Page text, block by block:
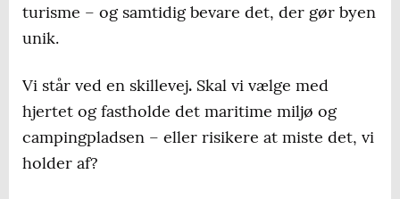
turisme – og samtidig bevare det, der gør byen
unik.
Vi står ved en skillevej. Skal vi vælge med
hjertet og fastholde det maritime miljø og
campingpladsen – eller risikere at miste det, vi
holder af?